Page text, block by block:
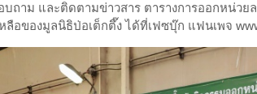
ถาม และติดตามข่าวสาร ตารางการออกหน่ว
ลือของมูลนิธิป่อเต็กตึ๊ง ได้ที่เฟซบุ๊ก แฟนเพจ